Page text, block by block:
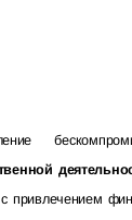
с привлечением